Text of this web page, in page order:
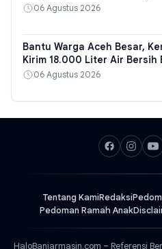
06 Agustus 2026
Bantu Warga Aceh Besar,
Kirim 18.000 Liter Air Bersih
06 Agustus 2026
Tentang KamiRedaksi
Pedoman Ramah Anak
HaloBanjarmasin.com – Referensi